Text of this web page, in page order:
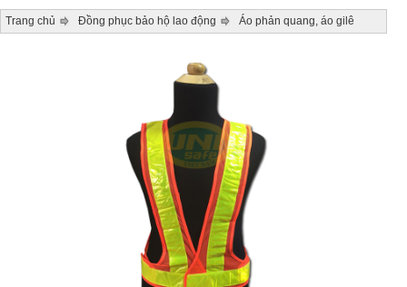
Trang chủ Đồng phục bảo hộ lao động Áo phản quang, áo gilê